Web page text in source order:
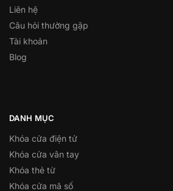
Liên hệ
Câu hỏi thường gặp
Tài khoản
Blog
DANH MỤC
Khóa cửa điện tử
Khóa cửa vân tay
Khóa thẻ từ
Khóa cửa mã số